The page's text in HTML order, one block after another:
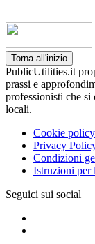
Torna all'inizio
PublicUtilities.it
prassi e
professionisti che
locali.
Cookie policy
Privacy
Condizioni
Istruzioni per
Seguici sui social